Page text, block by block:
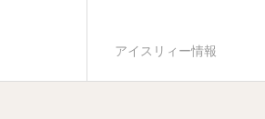
アイスリィー情報